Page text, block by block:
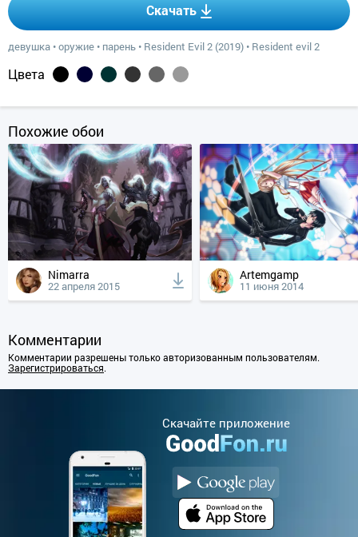
Скачать
девушка •оружие • парень • Resident Evil 2 (2019) • Resident evil 2
Цвета
Похожие обои
Nimarra
22 апреля 2015
Artemgamp
11 июня 2014
Комментарии
Комментарии разрешены только авторизованным пользователям.
Зарегистрироваться.
Cкачайте приложение